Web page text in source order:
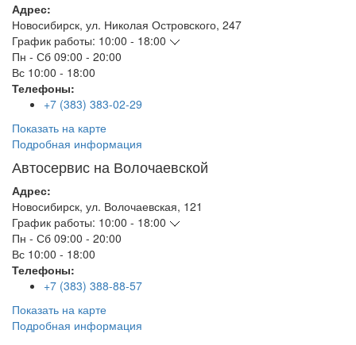
Адрес:
Новосибирск, ул. Николая Островского, 247
График работы: 10:00 - 18:00
Пн - Сб 09:00 - 20:00
Вс 10:00 - 18:00
Телефоны:
+7 (383) 383-02-29
Показать на карте
Подробная информация
Автосервис на Волочаевской
Адрес:
Новосибирск, ул. Волочаевская, 121
График работы: 10:00 - 18:00
Пн - Сб 09:00 - 20:00
Вс 10:00 - 18:00
Телефоны:
+7 (383) 388-88-57
Показать на карте
Подробная информация